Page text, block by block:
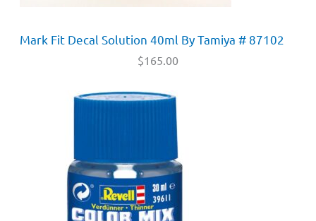
Mark Fit Decal Solution 40ml By Tamiya # 87102
$165.00